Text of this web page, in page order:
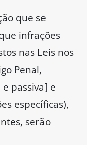
que se
infrações
nas Leis nos
Penal,
passiva] e
específicas),
serão